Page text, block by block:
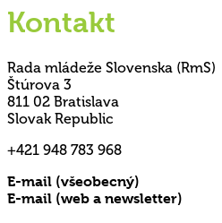
Kontakt
Rada mládeže Slovenska (RmS)
Štúrova 3
811 02 Bratislava
Slovak Republic
+421 948 783 968
E-mail (všeobecný)
E-mail (web a newsletter)